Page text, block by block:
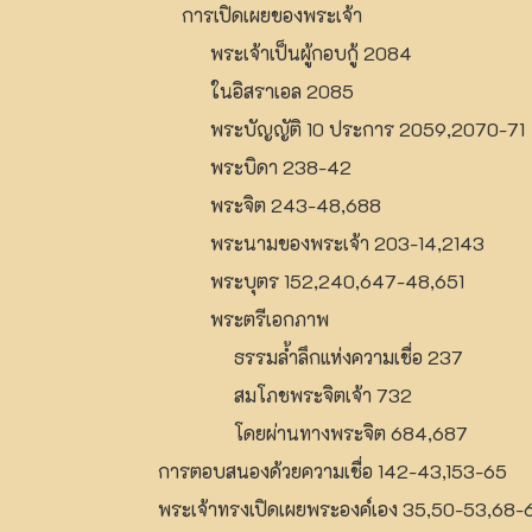
การเปิดเผยของพระเจ้า
พระเจ้าเป็นผู้กอบกู้ 2084
ในอิสราเอล 2085
พระบัญญัติ 10 ประการ 2059,2070-71
พระบิดา 238-42
พระจิต 243-48,688
พระนามของพระเจ้า 203-14,2143
พระบุตร 152,240,647-48,651
พระตรีเอกภาพ
ธรรมล้ำลึกแห่งความเชื่อ 237
สมโภชพระจิตเจ้า 732
โดยผ่านทางพระจิต 684,687
การตอบสนองด้วยความเชื่อ 142-43,153-65
พระเจ้าทรงเปิดเผยพระองค์เอง 35,50-53,68-